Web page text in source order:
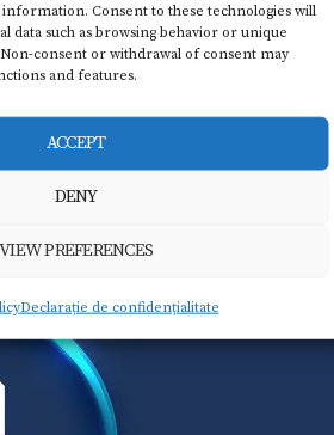
Consent to these technologies will
data such as browsing behavior or unique
consent or withdrawal of consent may
and features.
ACCEPT
DENY
VIEW PREFERENCES
Declarație de confidențialitate